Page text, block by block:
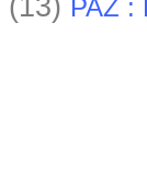
(13) PAZ :